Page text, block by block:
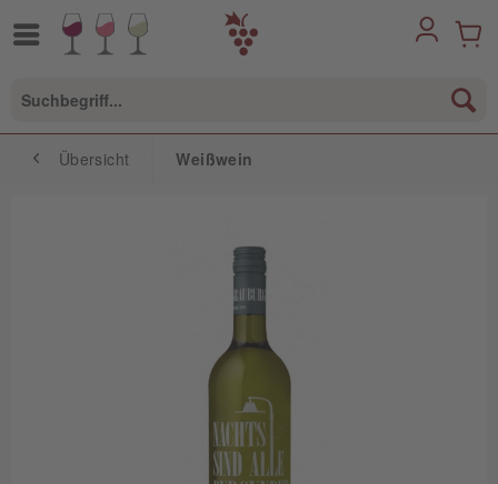
Übersicht Weißwein